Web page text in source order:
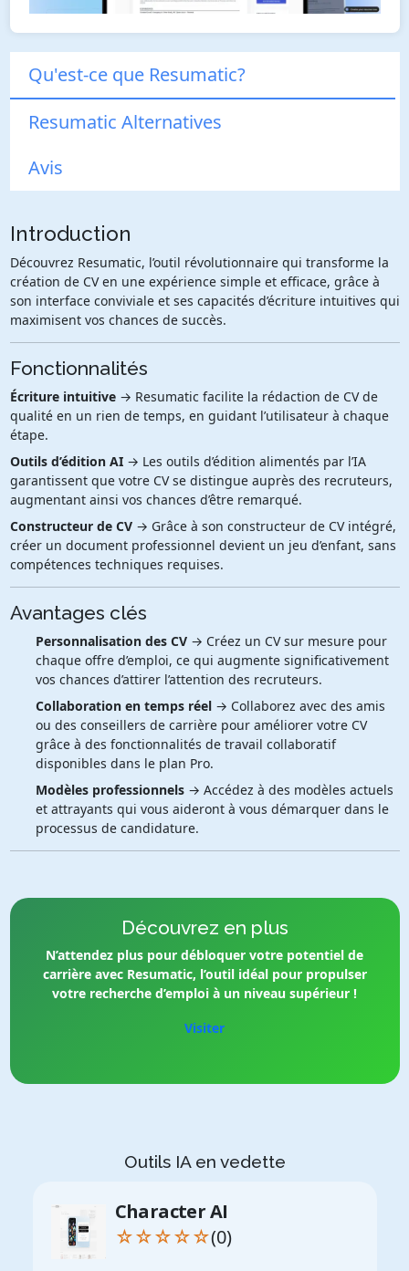
Qu'est-ce que Resumatic?
Resumatic Alternatives
Avis
Introduction
Découvrez Resumatic, l’outil révolutionnaire qui transforme la
création de CV en une expérience simple et efficace, grâce à
son interface conviviale et ses capacités d’écriture intuitives qui
maximisent vos chances de succès.
Fonctionnalités
Écriture intuitive→ Resumatic facilite la rédaction de CV de
qualité en un rien de temps, en guidant l’utilisateur à chaque
étape.
Outils d’édition AI→ Les outils d’édition alimentés par l’IA
garantissent que votre CV se distingue auprès des recruteurs,
augmentant ainsi vos chances d’être remarqué.
Constructeur de CV→ Grâce à son constructeur de CV intégré,
créer un document professionnel devient un jeu d’enfant, sans
compétences techniques requises.
Avantages clés
Personnalisation des CV→ Créez un CV sur mesure pour
chaque offre d’emploi, ce qui augmente significativement
vos chances d’attirer l’attention des recruteurs.
Collaboration en temps réel→ Collaborez avec des amis
ou des conseillers de carrière pour améliorer votre CV
grâce à des fonctionnalités de travail collaboratif
disponibles dans le plan Pro.
Modèles professionnels→ Accédez à des modèles actuels
et attrayants qui vous aideront à vous démarquer dans le
processus de candidature.
Découvrez en plus
N’attendez plus pour débloquer votre potentiel de
carrière avec Resumatic, l’outil idéal pour propulser
votre recherche d’emploi à un niveau supérieur !
Visiter
Outils IA en vedette
Character AI
☆☆☆☆☆(0)